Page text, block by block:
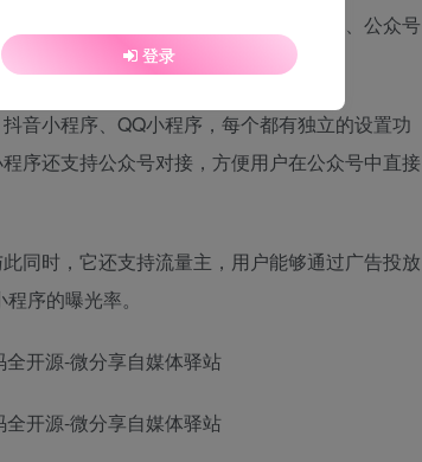
多款独立小程序设置功能，支持流量主、公众号
音小程序、QQ小程序，每个都有独立的设置功
序还支持公众号对接，方便用户在公众号中直接
同时，它还支持流量主，用户能够通过广告投放
序的曝光率。
登录